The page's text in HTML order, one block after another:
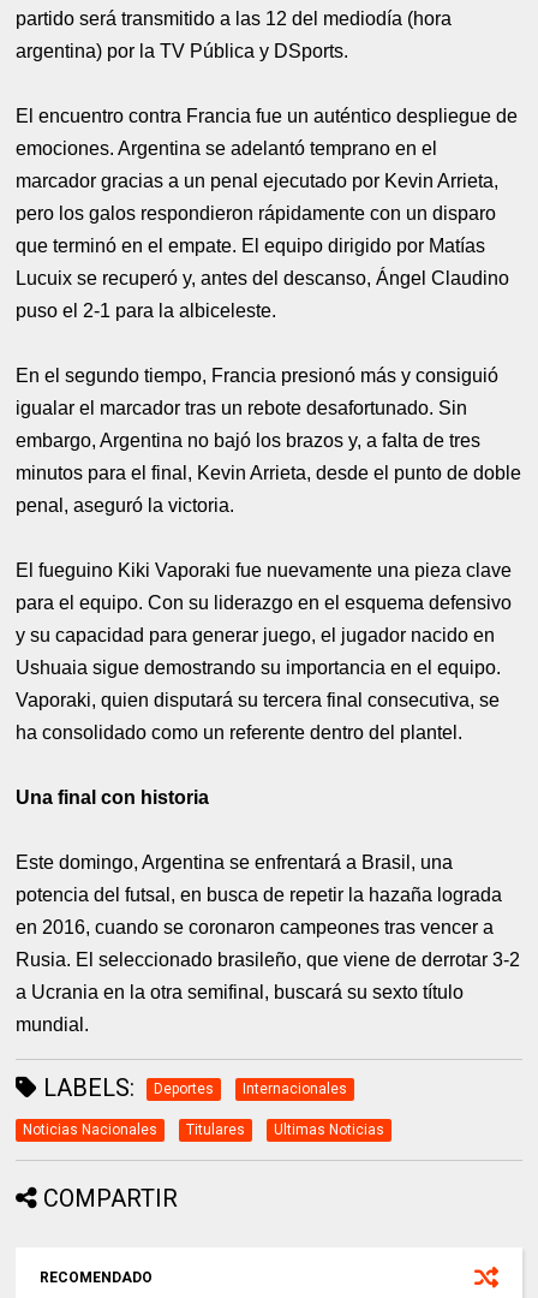
partido será transmitido a las 12 del mediodía (hora
argentina) por la TV Pública y DSports.
El encuentro contra Francia fue un auténtico despliegue de
emociones. Argentina se adelantó temprano en el
marcador gracias a un penal ejecutado por Kevin Arrieta,
pero los galos respondieron rápidamente con un disparo
que terminó en el empate. El equipo dirigido por Matías
Lucuix se recuperó y, antes del descanso, Ángel Claudino
puso el 2-1 para la albiceleste.
En el segundo tiempo, Francia presionó más y consiguió
igualar el marcador tras un rebote desafortunado. Sin
embargo, Argentina no bajó los brazos y, a falta de tres
minutos para el final, Kevin Arrieta, desde el punto de doble
penal, aseguró la victoria.
El fueguino Kiki Vaporaki fue nuevamente una pieza clave
para el equipo. Con su liderazgo en el esquema defensivo
y su capacidad para generar juego, el jugador nacido en
Ushuaia sigue demostrando su importancia en el equipo.
Vaporaki, quien disputará su tercera final consecutiva, se
ha consolidado como un referente dentro del plantel.
Una final con historia
Este domingo, Argentina se enfrentará a Brasil, una
potencia del futsal, en busca de repetir la hazaña lograda
en 2016, cuando se coronaron campeones tras vencer a
Rusia. El seleccionado brasileño, que viene de derrotar 3-2
a Ucrania en la otra semifinal, buscará su sexto título
mundial.
LABELS: Deportes Internacionales
Noticias Nacionales Titulares Ultimas Noticias
COMPARTIR
RECOMENDADO